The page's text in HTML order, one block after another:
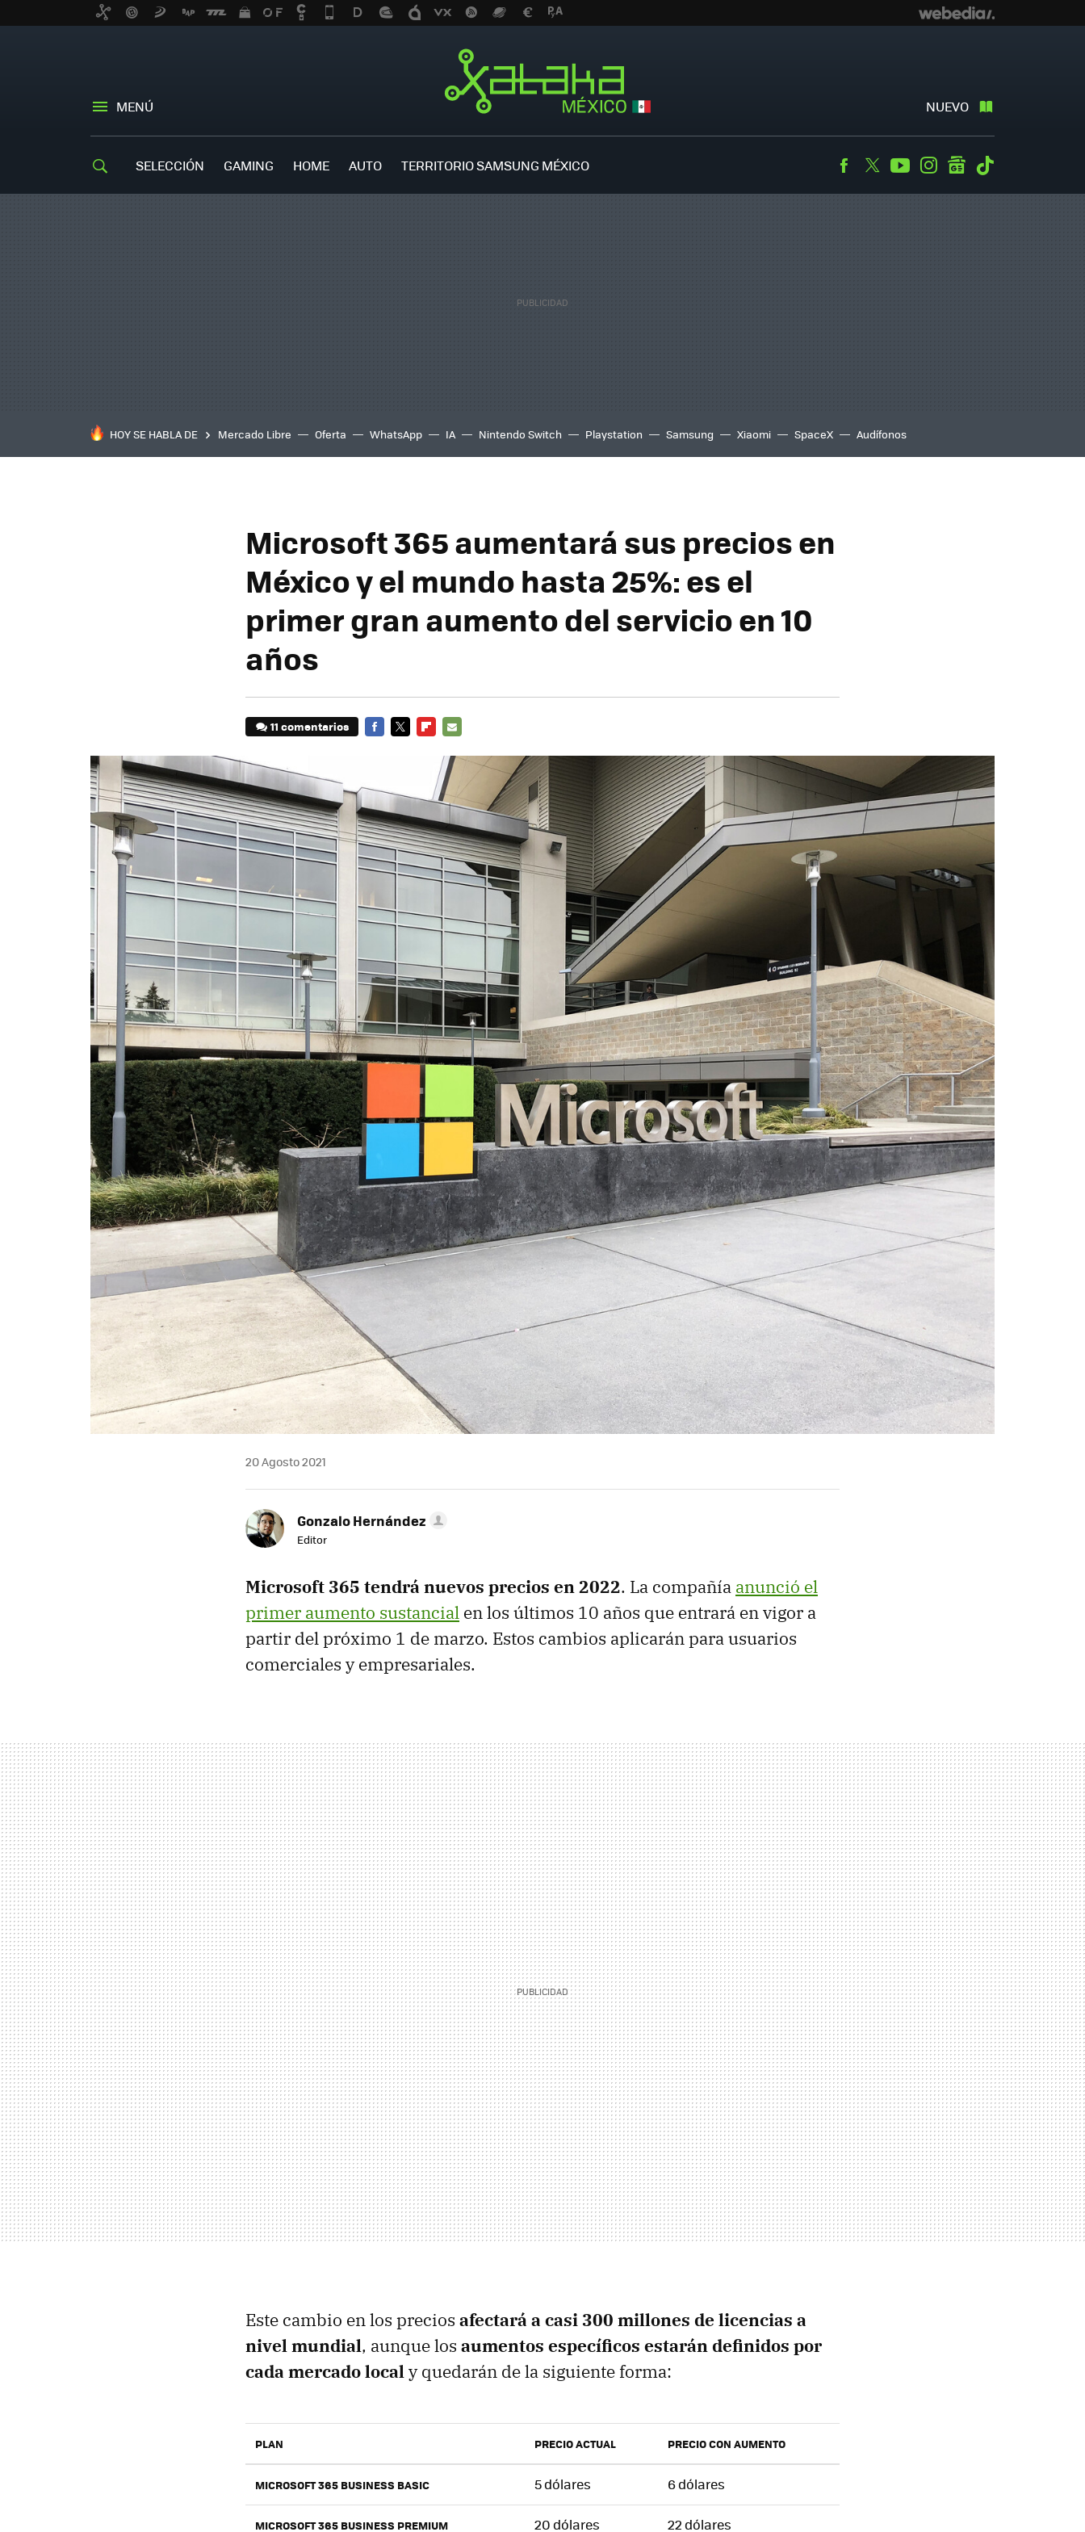
MENÚ NUEVO
SELECCIÓN GAMING HOME AUTO TERRITORIO SAMSUNG MÉXICO Facebook
TwitterYoutubeInstagramgooglenews
HOY SE HABLA DE Mercado Libre Oferta WhatsApp IA Nintendo Switch Playstation Samsung Xiaomi SpaceX Audífonos
Microsoft 365 aumentará sus precios en
México y el mundo hasta 25%: es el
primer gran aumento del servicio en 10
años
11 comentarios
MAIL
20 Agosto 2021
Gonzalo Hernández
Editor
Microsoft 365 tendrá nuevos precios en 2022. La compañía anunció el
primer aumento sustancial en los últimos 10 años que entrará en vigor a
partir del próximo 1 de marzo. Estos cambios aplicarán para usuarios
comerciales y empresariales.
Este cambio en los precios afectará a casi 300 millones de licencias a
nivel mundial, aunque los aumentos específicos estarán definidos por
cada mercado local y quedarán de la siguiente forma:
PLAN PRECIO ACTUAL PRECIO CON AUMENTO
MICROSOFT 365 BUSINESS BASIC 5 dólares 6 dólares
MICROSOFT 365 BUSINESS PREMIUM 20 dólares 22 dólares